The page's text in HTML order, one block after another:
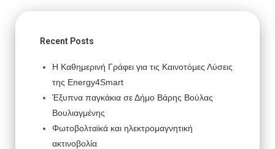
Recent Posts
Η Καθημερινή Γράφει για τις Καινοτόμες Λύσεις
της Energy4Smart
Έξυπνα παγκάκια σε Δήμο Βάρης Βούλας
Βουλιαγμένης
Φωτοβολταϊκά και ηλεκτρομαγνητική
ακτινοβολία